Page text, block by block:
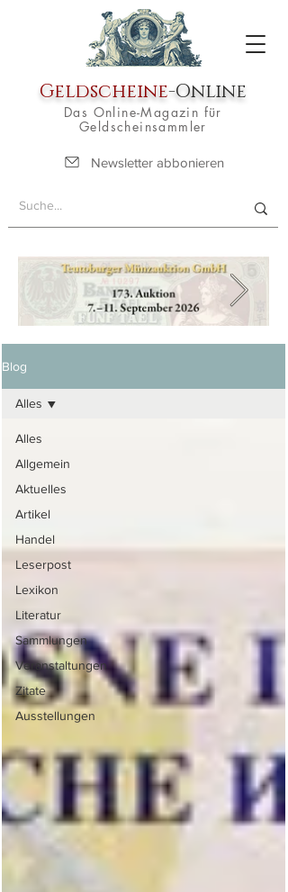
Geldscheine-Online
Das Online-Magazin für
Geldscheinsammler
Newsletter abbonieren
Blog
Alles
Allgemein
Aktuelles
Artikel
Handel
Leserpost
Lexikon
Literatur
Sammlungen
Veranstaltungen
Zitate
Ausstellungen
Alles